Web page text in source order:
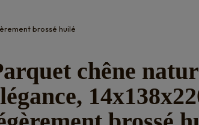
brossé huilé
chêne